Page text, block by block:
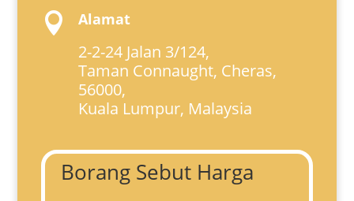
 Alamat
2-2-24 Jalan 3/124,
Taman Connaught, Cheras,
56000,
Kuala Lumpur, Malaysia
Borang Sebut Harga